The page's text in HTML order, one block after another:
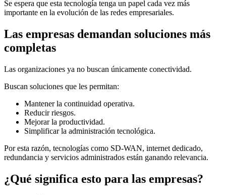
Se espera que esta tecnología tenga un papel cada vez más
importante en la evolución de las redes empresariales.
Las empresas demandan soluciones más
completas
Las organizaciones ya no buscan únicamente conectividad.
Buscan soluciones que les permitan:
Mantener la continuidad operativa.
Reducir riesgos.
Mejorar la productividad.
Simplificar la administración tecnológica.
Por esta razón, tecnologías como SD-WAN, internet dedicado,
redundancia y servicios administrados están ganando relevancia.
¿Qué significa esto para las empresas?